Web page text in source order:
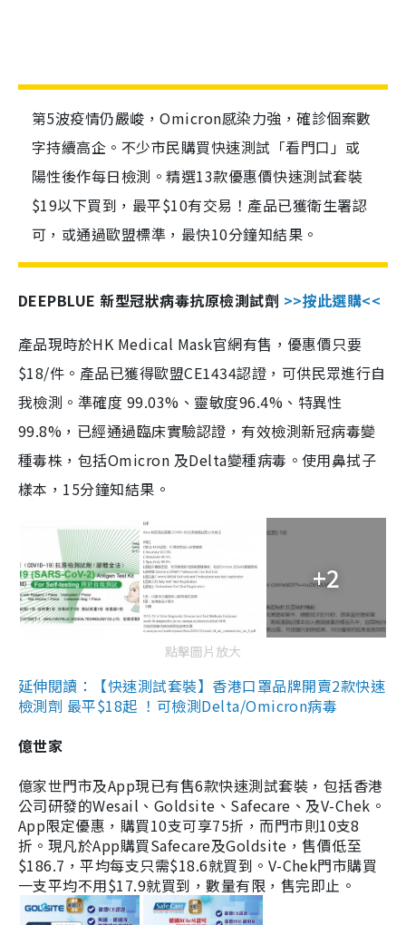
第5波疫情仍嚴峻，Omicron感染力強，確診個案數
字持續高企。不少市民購買快速測試「看門口」或
陽性後作每日檢測。精選13款優惠價快速測試套裝
$19以下買到，最平$10有交易！產品已獲衛生署認
可，或通過歐盟標準，最快10分鐘知結果。
DEEPBLUE 新型冠狀病毒抗原檢測試劑 >>按此選購<<
產品現時於HK Medical Mask官網有售，優惠價只要
$18/件。產品已獲得歐盟CE1434認證，可供民眾進行自
我檢測。準確度 99.03%、靈敏度96.4%、特異性
99.8%，已經通過臨床實驗認證，有效檢測新冠病毒變
種毒株，包括Omicron 及Delta變種病毒。使用鼻拭子
樣本，15分鐘知結果。
+2
點擊圖片放大
延伸閱讀：【快速測試套裝】香港口罩品牌開賣2款快速
檢測劑 最平$18起 ！可檢測Delta/Omicron病毒
億世家
億家世門市及App現已有售6款快速測試套裝，包括香港
公司研發的Wesail、Goldsite、Safecare、及V-Chek。
App限定優惠，購買10支可享75折，而門市則10支8
折。現凡於App購買Safecare及Goldsite，售價低至
$186.7，平均每支只需$18.6就買到。V-Chek門市購買
一支平均不用$17.9就買到，數量有限，售完即止。